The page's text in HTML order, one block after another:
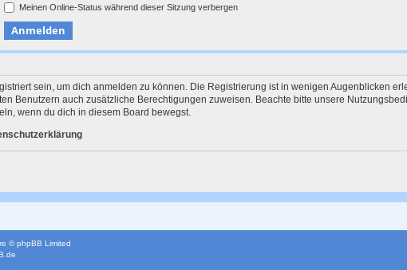
Meinen Online-Status während dieser Sitzung verbergen
sein, um dich anmelden zu können. Die Registrierung ist in wenigen Augenblicken
Benutzern auch zusätzliche Berechtigungen zuweisen. Beachte bitte unsere
wenn du dich in diesem Board bewegst.
© phpBB Limited